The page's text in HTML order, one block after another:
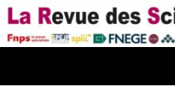
Aller
au
contenu